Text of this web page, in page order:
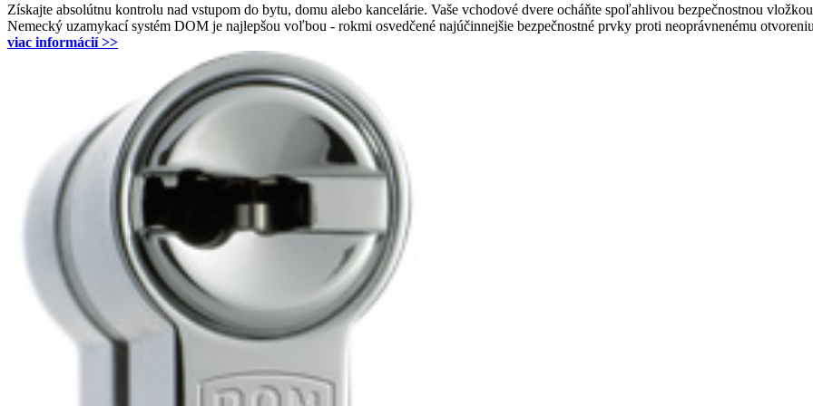
Získajte absolútnu kontrolu nad vstupom do bytu, domu alebo kancelárie. Vaše vchodové dvere ocháňte spoľahlivou bezpečnostnou
Nemecký uzamykací systém DOM je najlepšou voľbou - rokmi osvedčené najúčinnejšie bezpečnostné prvky proti neoprávnenému
viac informácií >>